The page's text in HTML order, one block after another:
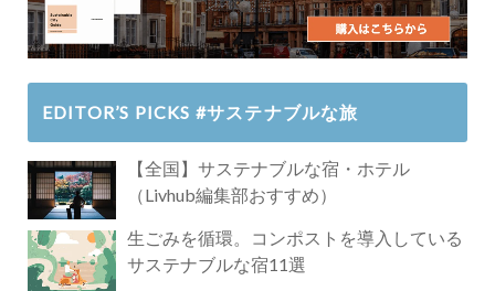
EDITOR’S PICKS #サステナブルな旅
【全国】サステナブルな宿・ホテル
（Livhub編集部おすすめ）
生ごみを循環。コンポストを導入している
サステナブルな宿11選